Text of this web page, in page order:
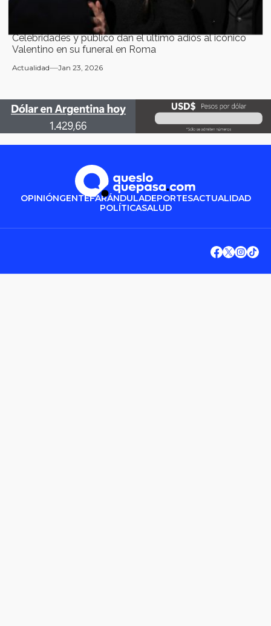
Celebridades y público dan el último adiós al icónico
Valentino en su funeral en Roma
Actualidad Jan 23, 2026
OPINIÓNGENTEFARÁNDULADEPORTESACTUALIDAD
POLÍTICASALUD